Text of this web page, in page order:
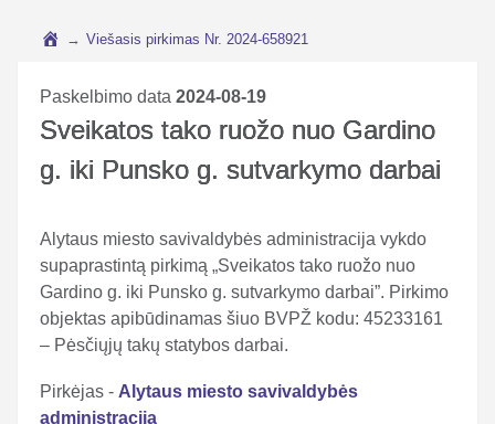
→ Viešasis pirkimas Nr. 2024-658921
Paskelbimo data 2024-08-19
Sveikatos tako ruožo nuo Gardino
g. iki Punsko g. sutvarkymo darbai
Alytaus miesto savivaldybės administracija vykdo
supaprastintą pirkimą „Sveikatos tako ruožo nuo
Gardino g. iki Punsko g. sutvarkymo darbai”. Pirkimo
objektas apibūdinamas šiuo BVPŽ kodu: 45233161
– Pėsčiųjų takų statybos darbai.
Pirkėjas - Alytaus miesto savivaldybės
administracija